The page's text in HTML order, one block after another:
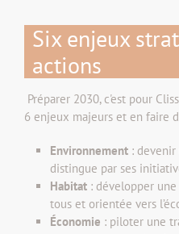
Six enjeux
actions
Préparer 2030, c'est pour
6 enjeux majeurs et en faire
Environnement :
distingue par ses
Habitat : développer
tous et orientée vers
Économie : piloter une